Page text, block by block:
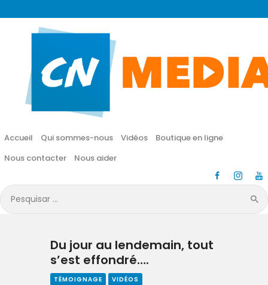
Accueil Qui sommes-nous Vidéos
Boutique en ligne
Nous contacter
Nous aider
Pesquisar
por:
CN MÉDIA
Une vie nouvelle en JESUS !
Accueil
Vidéos
Boutique en ligne
Nous aider
Du jour au lendemain, tout
s’est effondré….
TÉMOIGNAGE VIDÉOS